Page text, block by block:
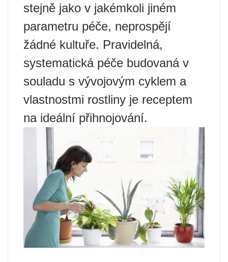
stejně jako v jakémkoli jiném
parametru péče, neprospějí
žádné kultuře. Pravidelná,
systematická péče budovaná v
souladu s vývojovým cyklem a
vlastnostmi rostliny je receptem
na ideální přihnojování.